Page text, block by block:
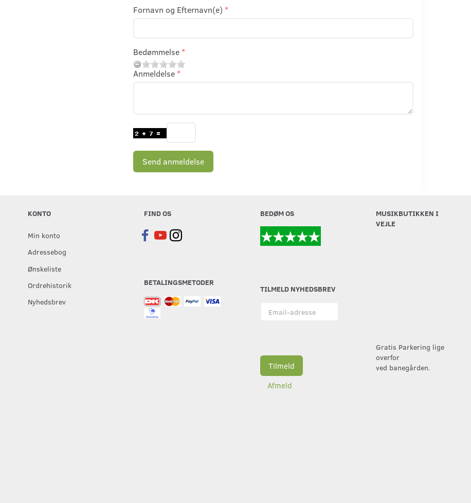
Fornavn og Efternavn(e)
Bedømmelse
Anmeldelse
Send anmeldelse
KONTO
Min konto
Adressebog
Ønskeliste
Ordrehistorik
Nyhedsbrev
FIND OS
BETALINGSMETODER
BEDØM OS
TILMELD NYHEDSBREV
adresse
Tilmeld
Afmeld
MUSIKBUTIKKEN I
VEJLE
Gratis Parkering lige
overfor
ved banegården.